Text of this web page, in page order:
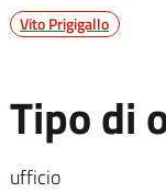
Vito Prigigallo
Tipo di
ufficio